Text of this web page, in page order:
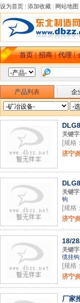
设为首页 添加收藏 网站地图
首页|招商|代理|
产品列表 企
关键字
[规格
济宁
关键字
钩
[规格
济宁
18/
关键字
缆挂
[规格
济宁
厂家